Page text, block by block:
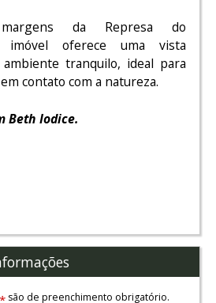
da Represa do
imóvel oferece uma vista
tranquilo, ideal para
contato com a natureza.
Beth Iodice.
são de preenchimento obrigatório.